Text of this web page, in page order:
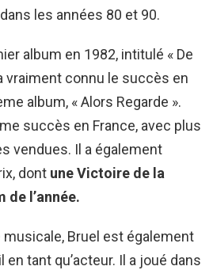
les années 80 et 90.
album en 1982, intitulé « De
vraiment connu le succès en
album, « Alors Regarde ».
succès en France, avec plus
vendues. Il a également
dont une Victoire de la
de l’année.
musicale, Bruel est également
tant qu’acteur. Il a joué dans